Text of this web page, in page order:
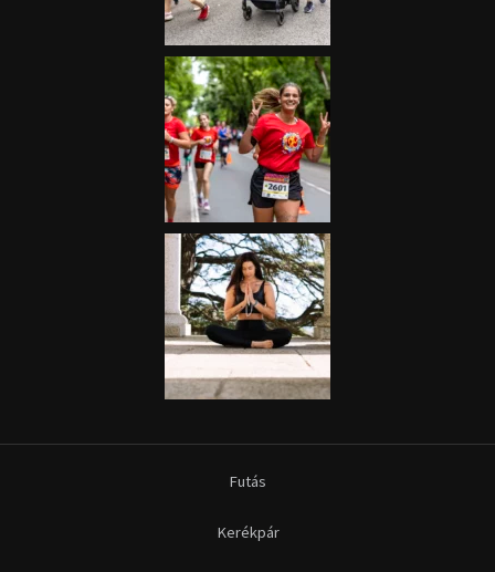
Futás
Kerékpár